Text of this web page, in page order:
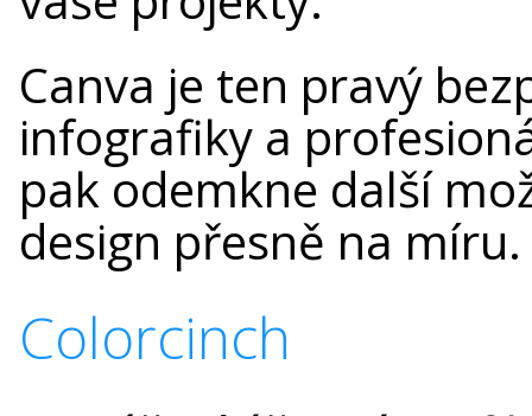
Canva je ten pravý
infografiky a
pak odemkne další
design přesně na míru.
Colorcinch